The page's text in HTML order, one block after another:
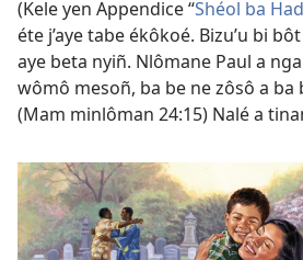
(Kele yen Appendice “Shéol ba
éte j’aye tabe ékôkoé. Bizu’u bi
aye beta nyiñ. Nlômane Paul a
wômô mesoñ, ba be ne zôsô a ba
(Mam minlôman 24:15) Nalé a